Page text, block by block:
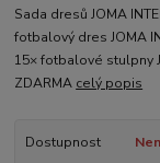
Sada dresů JOMA
fotbalový dres JOMA
15× fotbalové stulpny
ZDARMA celý popis
Dostupnost